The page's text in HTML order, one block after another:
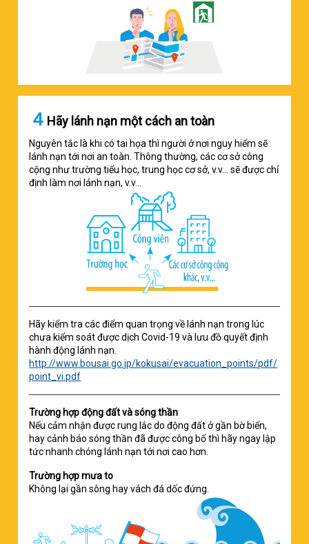
４ Hãy lánh nạn một cách an toàn
Nguyên tắc là khi có tai họa thì người ở nơi nguy hiểm sẽ
lánh nạn tới nơi an toàn. Thông thường, các cơ sở công
cộng như trường tiểu học, trung học cơ sở, v.v... sẽ được chỉ
định làm nơi lánh nạn, v.v...
Hãy kiểm tra các điểm quan trọng về lánh nạn trong lúc
chưa kiểm soát được dịch Covid-19 và lưu đồ quyết định
hành động lánh nạn.
http://www.bousai.go.jp/kokusai/evacuation_points/pdf/
point_vi.pdf
Trường hợp động đất và sóng thần
Nếu cảm nhận được rung lắc do động đất ở gần bờ biển,
hay cảnh báo sóng thần đã được công bố thì hãy ngay lập
tức nhanh chóng lánh nạn tới nơi cao hơn.
Trường hợp mưa to
Không lại gần sông hay vách đá dốc đứng.